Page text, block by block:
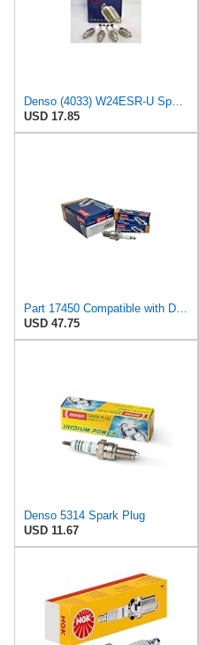
Denso (4033) W24ESR-U Spark Plugs, Pack of 4
USD 17.85
Part 17450 Compatible with Denso Spark Plug W24Esr-U Replacement for BR8Es, W24Esr-U, 4033, Rn3C,
USD 47.75
Denso 5314 Spark Plug
USD 11.67